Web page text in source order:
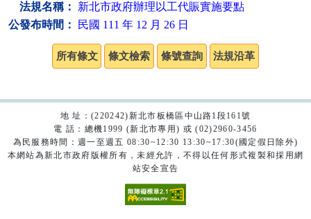
法規名稱：
新北市政府辦理以工代賑實施要點
公發布時間：
民國 111 年 12 月 26 日
地 址：(220242)新北市板橋區中山路1段161號
電 話：總機1999 (新北市專用) 或 (02)2960-3456
為民服務時間：週一至週五 08:30~12:30 13:30~17:30(國定假日除外)
本網站為新北市政府版權所有，未經允許，不得以任何形式複製和採用網
站安全宣告